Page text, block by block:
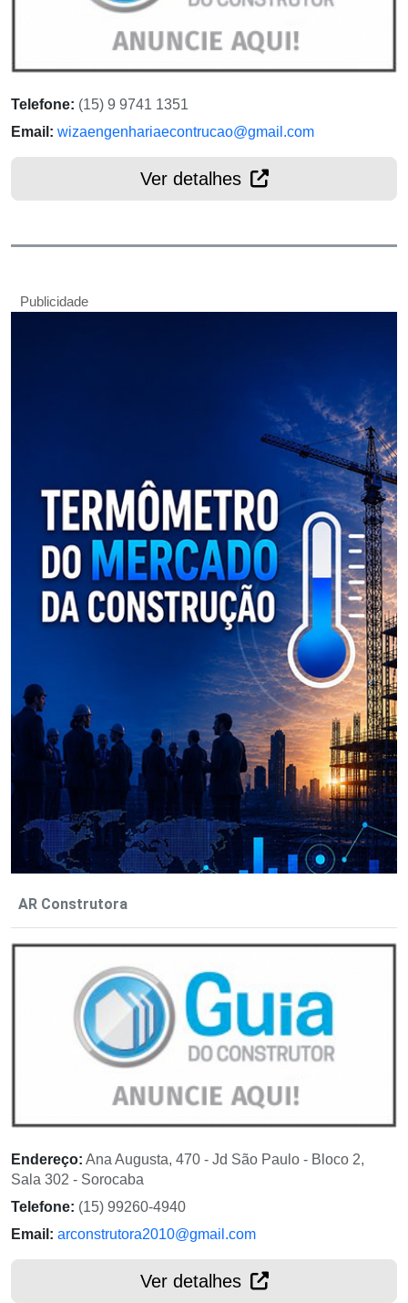
Telefone: (15) 9 9741 1351
Email: wizaengenhariaecontrucao@gmail.com
Ver detalhes
Publicidade
AR Construtora
Endereço: Ana Augusta, 470 - Jd São Paulo - Bloco 2,
Sala 302 - Sorocaba
Telefone: (15) 99260-4940
Email: arconstrutora2010@gmail.com
Ver detalhes